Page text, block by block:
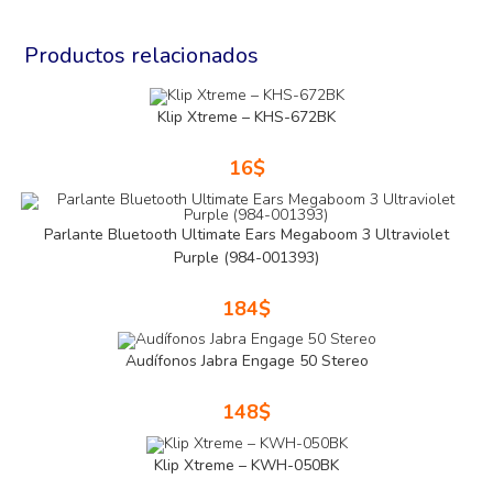
Productos relacionados
Klip Xtreme – KHS-672BK
16$
Parlante Bluetooth Ultimate Ears Megaboom 3 Ultraviolet
Purple (984-001393)
184$
Audífonos Jabra Engage 50 Stereo
148$
Klip Xtreme – KWH-050BK